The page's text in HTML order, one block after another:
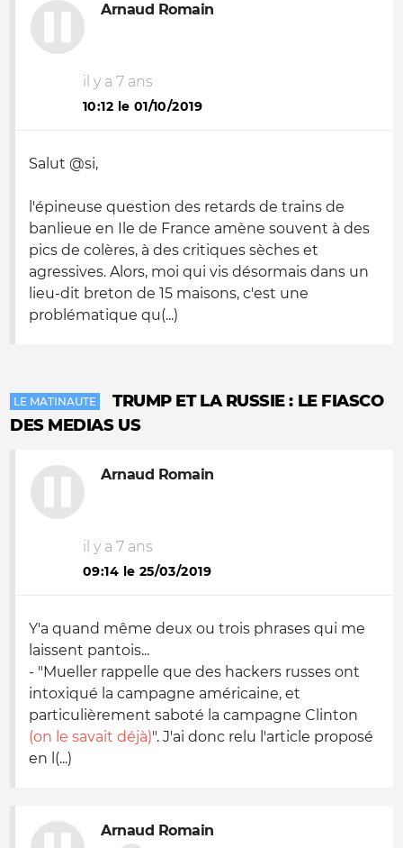
Arnaud Romain
il y a 7 ans
10:12 le 01/10/2019
Salut @si,
l'épineuse question des retards de trains de
banlieue en Ile de France amène souvent à des
pics de colères, à des critiques sèches et
agressives. Alors, moi qui vis désormais dans un
lieu-dit breton de 15 maisons, c'est une
problématique qu(...)
LE MATINAUTE
TRUMP ET LA RUSSIE : LE FIASCO
DES MEDIAS US
Arnaud Romain
il y a 7 ans
09:14 le 25/03/2019
Y'a quand même deux ou trois phrases qui me
laissent pantois...
- "Mueller rappelle que des hackers russes ont
intoxiqué la campagne américaine, et
particulièrement saboté la campagne Clinton
(on le savait déjà)". J'ai donc relu l'article proposé
en l(...)
Arnaud Romain